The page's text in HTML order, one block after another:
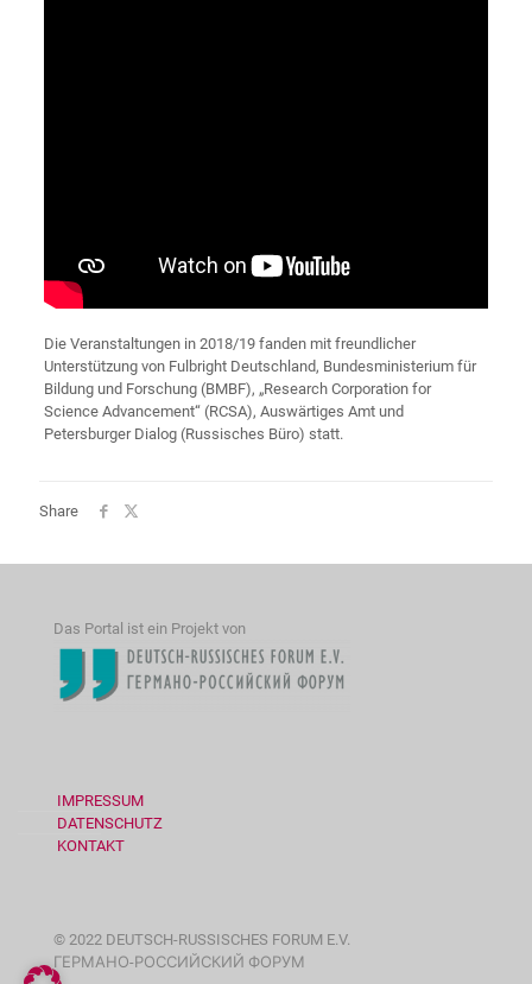
Die Veranstaltungen in 2018/19 fanden mit freundlicher
Unterstützung von Fulbright Deutschland, Bundesministerium für
Bildung und Forschung (BMBF), „Research Corporation for
Science Advancement“ (RCSA), Auswärtiges Amt und
Petersburger Dialog (Russisches Büro) statt.
Share
Das Portal ist ein Projekt von
IMPRESSUM
DATENSCHUTZ
KONTAKT
© 2022 DEUTSCH-RUSSISCHES FORUM E.V.
ГЕРМАНО-РОССИЙСКИЙ ФОРУМ